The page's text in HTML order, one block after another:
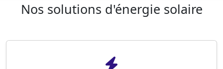
Nos solutions d'énergie solaire